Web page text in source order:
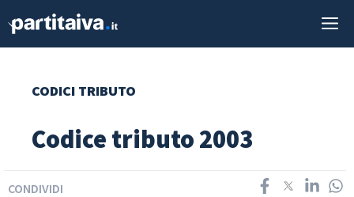
CODICI TRIBUTO
Codice tributo 2003
CONDIVIDI